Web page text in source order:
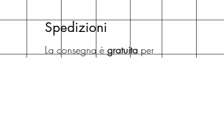
Spedizioni
La consegna è gratuita per